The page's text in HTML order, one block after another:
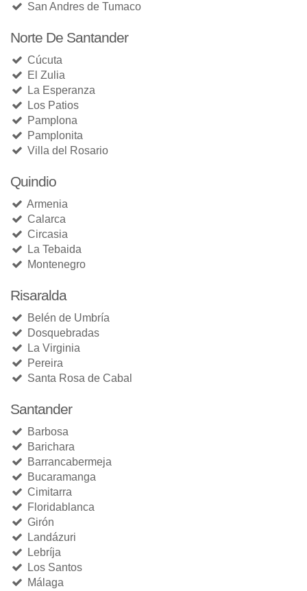
San Andres de Tumaco
Norte De Santander
Cúcuta
El Zulia
La Esperanza
Los Patios
Pamplona
Pamplonita
Villa del Rosario
Quindio
Armenia
Calarca
Circasia
La Tebaida
Montenegro
Risaralda
Belén de Umbría
Dosquebradas
La Virginia
Pereira
Santa Rosa de Cabal
Santander
Barbosa
Barichara
Barrancabermeja
Bucaramanga
Cimitarra
Floridablanca
Girón
Landázuri
Lebríja
Los Santos
Málaga